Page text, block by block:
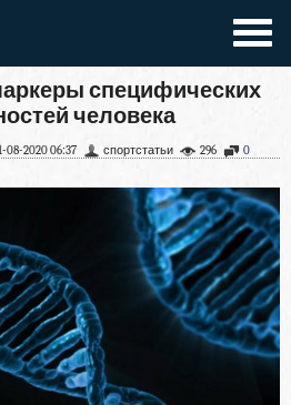
специфических
человека
0
296
спортстатьи
08-2020 06:37